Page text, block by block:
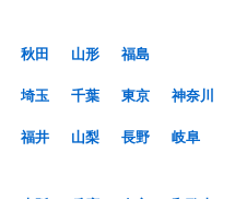
秋田 山形
福島
埼玉 千葉 東京
神奈川
福井 山梨 長野
岐阜